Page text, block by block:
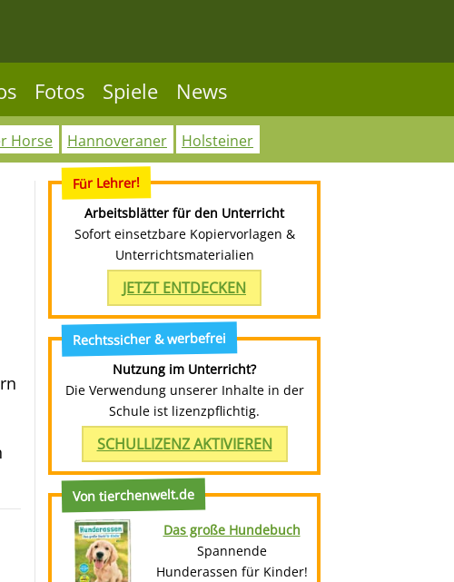
Fotos Spiele News
Horse Hannoveraner Holsteiner
Für Lehrer!
Arbeitsblätter für den Unterricht
Sofort einsetzbare Kopiervorlagen &
Unterrichtsmaterialien
JETZT ENTDECKEN
Rechtssicher & werbefrei
Nutzung im Unterricht?
Die Verwendung unserer Inhalte in der
Schule ist lizenzpflichtig.
SCHULLIZENZ AKTIVIEREN
Von tierchenwelt.de
Das große Hundebuch
Spannende
Hunderassen für Kinder!